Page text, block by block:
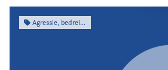
Agressie, bedreiging & intimidatie